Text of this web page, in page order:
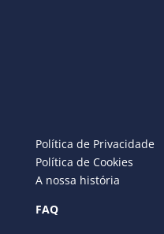
Política de Privacidade
Política de Cookies
A nossa história
FAQ